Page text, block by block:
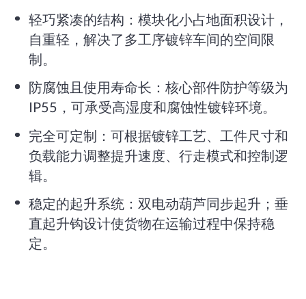
轻巧紧凑的结构：模块化小占地面积设计，
自重轻，解决了多工序镀锌车间的空间限
制。
防腐蚀且使用寿命长：核心部件防护等级为
IP55，可承受高湿度和腐蚀性镀锌环境。
完全可定制：可根据镀锌工艺、工件尺寸和
负载能力调整提升速度、行走模式和控制逻
辑。
稳定的起升系统：双电动葫芦同步起升；垂
直起升钩设计使货物在运输过程中保持稳
定。